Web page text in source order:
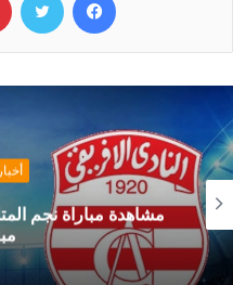
قرار رسمي من